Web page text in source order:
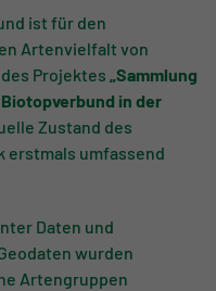
ist für den
Artenvielfalt von
Projektes „Sammlung
in der
Zustand des
erstmals umfassend
Daten und
wurden
Artengruppen